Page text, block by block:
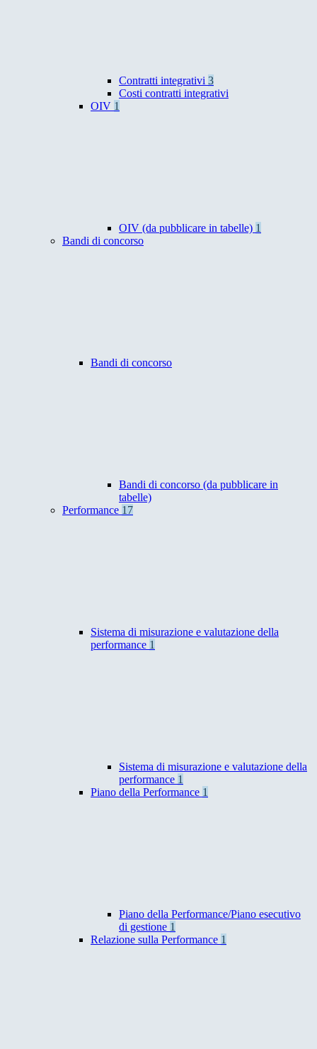
Contratti integrativi 3
Costi contratti integrativi
OIV 1
OIV (da pubblicare in tabelle) 1
Bandi di concorso
Bandi di concorso
Bandi di concorso (da pubblicare in
tabelle)
Performance 17
Sistema di misurazione e valutazione della
performance 1
Sistema di misurazione e valutazione della
performance 1
Piano della Performance 1
Piano della Performance/Piano esecutivo
di gestione 1
Relazione sulla Performance 1